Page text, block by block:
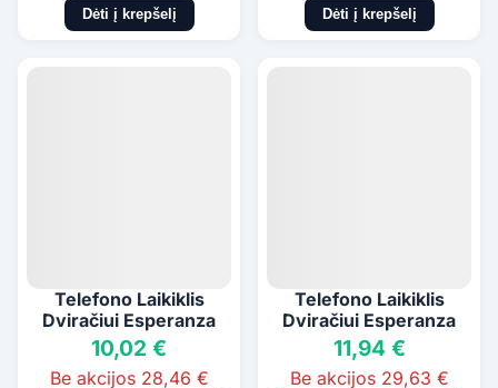
Dėti į krepšelį Dėti į krepšelį
Telefono Laikiklis
Dviračiui Esperanza
10,02 €
Be akcijos 28,46 €
Telefono Laikiklis
Dviračiui Esperanza
11,94 €
Be akcijos 29,63 €